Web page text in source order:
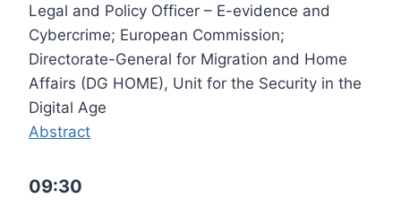
Legal and Policy Officer – E-evidence and
Cybercrime; European Commission;
Directorate-General for Migration and Home
Affairs (DG HOME), Unit for the Security in the
Digital Age
Abstract
09:30